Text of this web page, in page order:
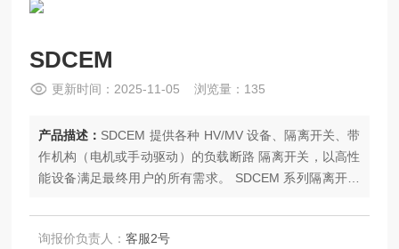
SDCEM
更新时间：2025-11-05 浏览量：135
产品描述： SDCEM 提供各种 HV/MV 设备、隔离开关、带
作机构（电机或手动驱动）的负载断路 隔离开关，以高性
能设备满足最终用户的所有需求。 SDCEM 系列隔离开关
为 1.5 kV 至 550 kV，适用于室内和室外使用。
询报价负责人：客服2号